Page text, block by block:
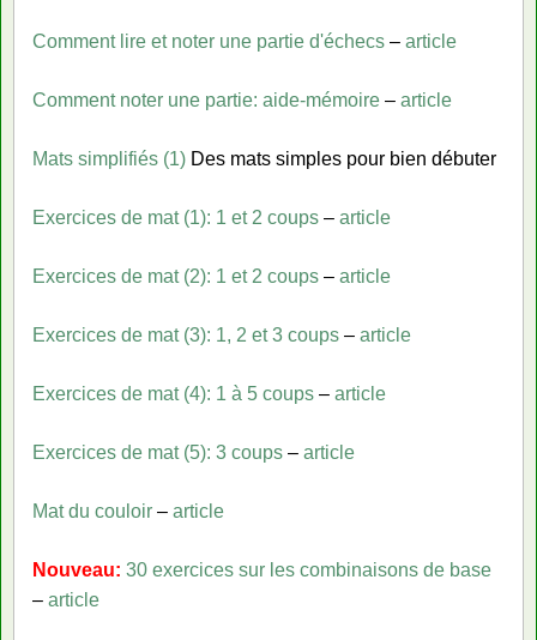
Comment lire et noter une partie d'échecs – article
Comment noter une partie: aide-mémoire – article
Mats simplifiés (1) Des mats simples pour bien débuter
Exercices de mat (1): 1 et 2 coups – article
Exercices de mat (2): 1 et 2 coups – article
Exercices de mat (3): 1, 2 et 3 coups – article
Exercices de mat (4): 1 à 5 coups – article
Exercices de mat (5): 3 coups – article
Mat du couloir – article
Nouveau: 30 exercices sur les combinaisons de base
– article